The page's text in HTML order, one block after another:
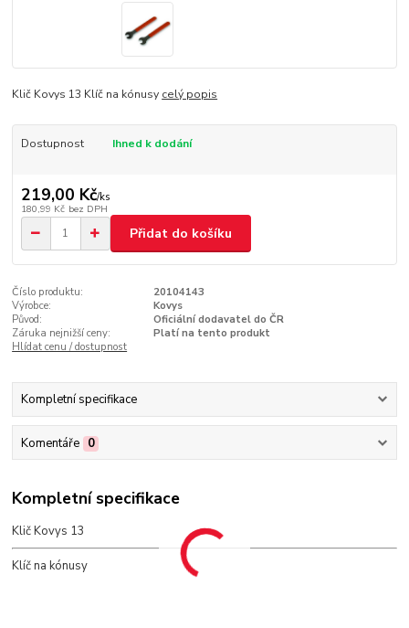
Klič Kovys 13 Klíč na kónusy celý popis
Dostupnost Ihned k dodání
219,00 Kč/ks
180,99 Kč bez DPH
Přidat do košíku
Číslo produktu:
20104143
Výrobce:
Kovys
Původ:
Oficiální dodavatel do ČR
Záruka nejnižší ceny:
Platí na tento produkt
Hlídat cenu / dostupnost
Kompletní specifikace
Komentáře 0
Kompletní specifikace
Klič Kovys 13
Klíč na kónusy